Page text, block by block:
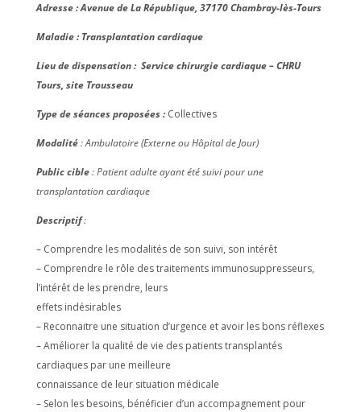
Adresse : Avenue de La République, 37170 Chambray-lès-Tours
Maladie : Transplantation cardiaque
Lieu de dispensation : Service chirurgie cardiaque – CHRU
Tours, site Trousseau
Type de séances proposées :Collectives
Modalité: Ambulatoire (Externe ou Hôpital de Jour)
Public cible: Patient adulte ayant été suivi pour une
transplantation cardiaque
Descriptif:
– Comprendre les modalités de son suivi, son intérêt
– Comprendre le rôle des traitements immunosuppresseurs,
l’intérêt de les prendre, leurs
effets indésirables
– Reconnaitre une situation d’urgence et avoir les bons réflexes
– Améliorer la qualité de vie des patients transplantés
cardiaques par une meilleure
connaissance de leur situation médicale
– Selon les besoins, bénéficier d’un accompagnement pour